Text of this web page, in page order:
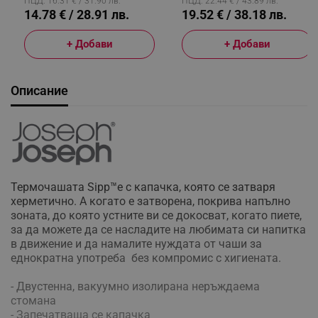
14.78 € / 28.91 лв.
+ Добави
19.52 € / 38.18 лв.
+ Добави
Описание
Термочашата Sipp™е с капачка, която се затваря
херметично. А когато е затворена, покрива напълно
зоната, до която устните ви се докосват, когато пиете,
за да можете да се насладите на любимата си напитка
в движение и да намалите нуждата от чаши за
еднократна употреба без компромис с хигиената.
- Двустенна, вакуумно изолирана неръждаема
стомана
- Запечатваща се капачка